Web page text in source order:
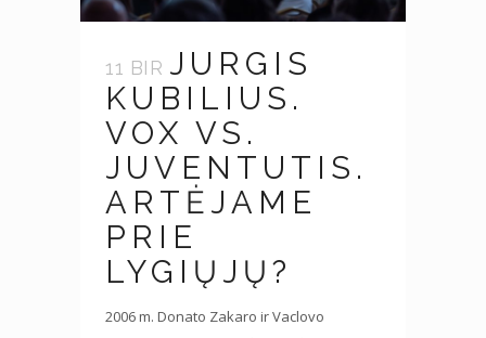
11 BIR JURGIS
KUBILIUS.
VOX VS.
JUVENTUTIS.
ARTĖJAME
PRIE
LYGIŲJŲ?
2006 m. Donato Zakaro ir Vaclovo